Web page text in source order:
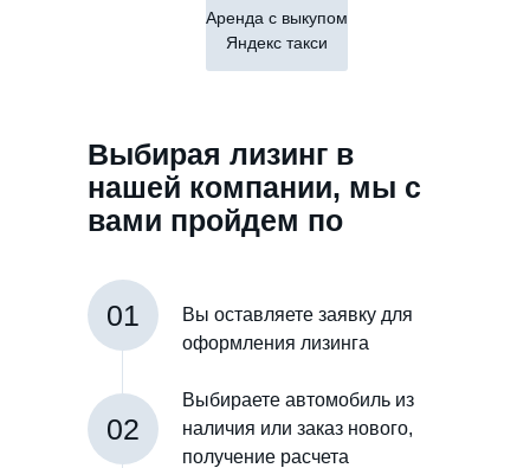
Аренда с выкупом
Яндекс такси
Выбирая лизинг в
нашей компании, мы с
вами пройдем по
01
Вы оставляете заявку для
оформления лизинга
02
Выбираете автомобиль из
наличия или заказ нового,
получение расчета